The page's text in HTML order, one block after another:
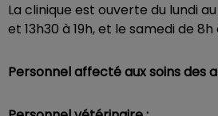
La clinique est ouverte du lundi
et 13h30 à 19h, et le samedi de 8h
Personnel affecté aux soins des